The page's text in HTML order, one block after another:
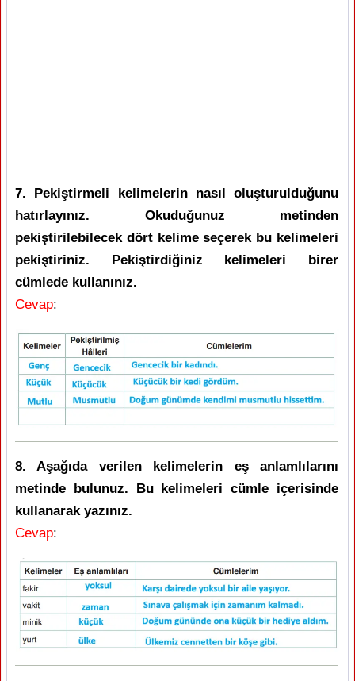
7. Pekiştirmeli kelimelerin nasıl oluşturulduğunu
hatırlayınız. Okuduğunuz metinden
pekiştirilebilecek dört kelime seçerek bu kelimeleri
pekiştiriniz. Pekiştirdiğiniz kelimeleri birer
cümlede kullanınız.
Cevap:
8. Aşağıda verilen kelimelerin eş anlamlılarını
metinde bulunuz. Bu kelimeleri cümle içerisinde
kullanarak yazınız.
Cevap: